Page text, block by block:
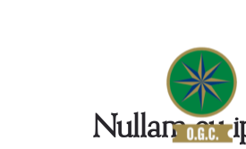
Nullam eu